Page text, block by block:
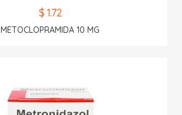
$ 1.72
METOCLOPRAMIDA 10 MG